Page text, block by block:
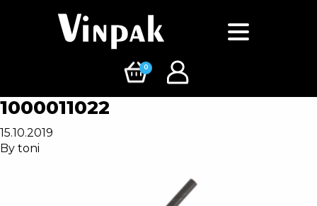
0
1000011022
15.10.2019
By toni